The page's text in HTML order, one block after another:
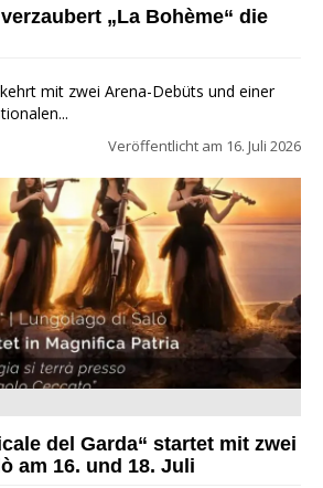
„La Bohème“ die
mit zwei Arena-Debüts und einer
Veröffentlicht am 16. Juli 2026
del Garda“ startet mit zwei
am 16. und 18. Juli